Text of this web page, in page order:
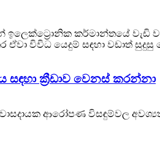
කර්මාන්තයේ
විවිධ යෙදුම් සඳහා වඩාත් සුදුසු
ක්‍රීඩාව වෙනස් කරන්නා
ආරෝපණ විසඳුම්වල